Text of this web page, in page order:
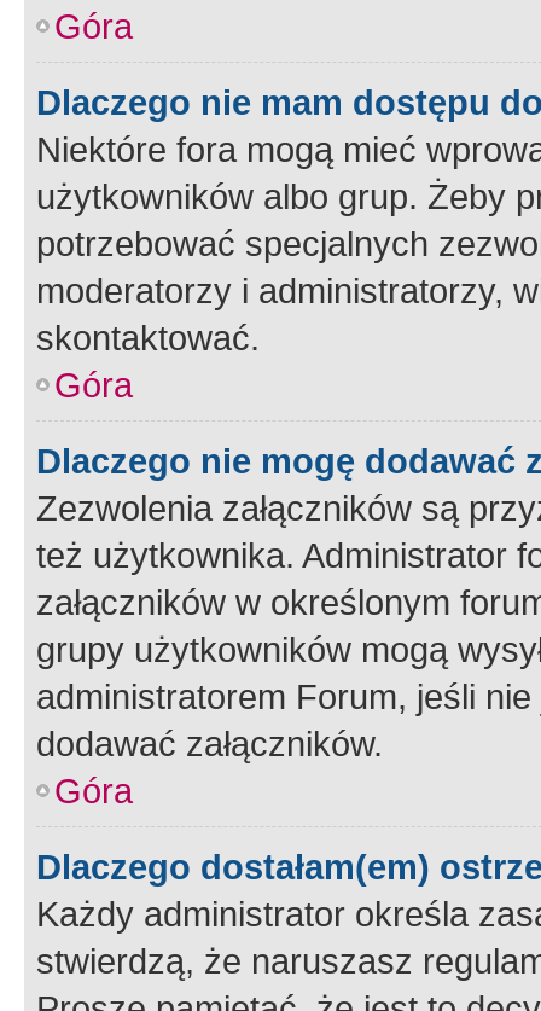
Góra
Dlaczego nie mam dostępu
Niektóre fora mogą mieć
użytkowników albo grup. Żeby
potrzebować specjalnych
moderatorzy i administratorzy,
skontaktować.
Góra
Dlaczego nie mogę dodawać
Zezwolenia załączników są
też użytkownika. Administrator
załączników w określonym
grupy użytkowników mogą
administratorem Forum, jeśli
dodawać załączników.
Góra
Dlaczego dostałam(em)
Każdy administrator określa
stwierdzą, że naruszasz